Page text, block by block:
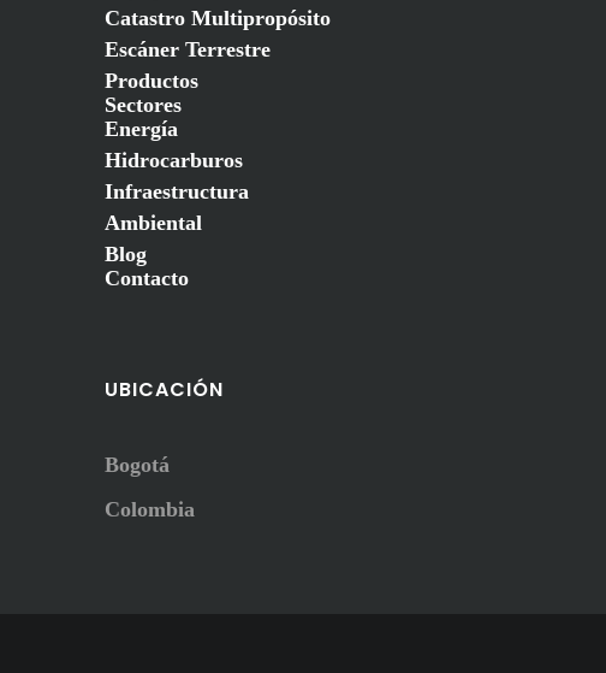
Catastro Multipropósito
Escáner Terrestre
Productos
Sectores
Energía
Hidrocarburos
Infraestructura
Ambiental
Blog
Contacto
UBICACIÓN
Bogotá
Colombia